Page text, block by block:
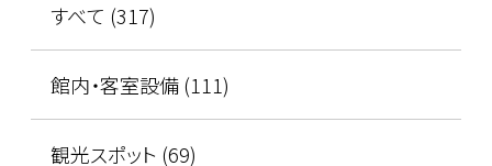
すべて (317)
館内・客室設備 (111)
観光スポット (69)